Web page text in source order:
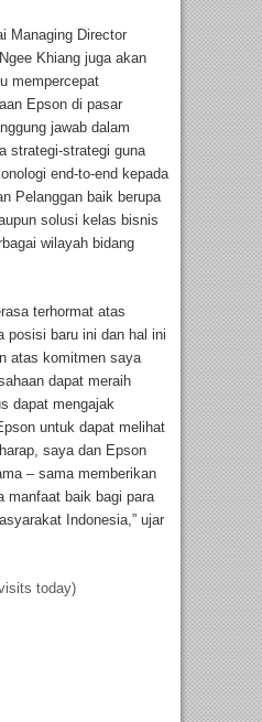
Managing Director
Khiang juga akan
mempercepat
Epson di pasar
jawab dalam
strategi-strategi guna
end-to-end kepada
Pelanggan baik berupa
solusi kelas bisnis
wilayah bidang
terhormat atas
posisi baru ini dan hal ini
atas komitmen saya
dapat meraih
dapat mengajak
untuk dapat melihat
saya dan Epson
– sama memberikan
manfaat baik bagi para
Indonesia,” ujar
today)